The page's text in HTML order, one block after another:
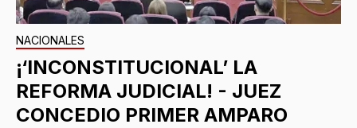
NACIONALES
¡‘INCONSTITUCIONAL’ LA
REFORMA JUDICIAL! - JUEZ
CONCEDIO PRIMER AMPARO